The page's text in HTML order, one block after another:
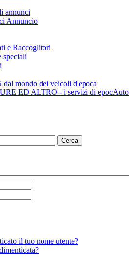
annunci
Annuncio
e Raccoglitori
speciali
dal mondo dei veicoli d'epoca
ED ALTRO - i servizi di epocAuto
Cerca
il tuo nome utente?